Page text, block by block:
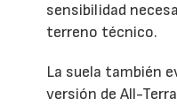
sensibilidad
terreno técnico.
La suela también
versión de All-